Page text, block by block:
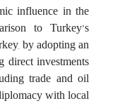
influence in the
to Turkey’s
by adopting an
direct investments
trade and oil
with local